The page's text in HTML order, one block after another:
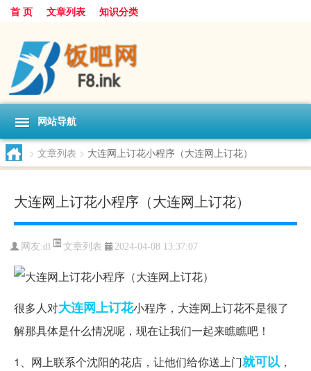
首 页 文章列表 知识分类
网站导航
> 文章列表 > 大连网上订花小程序（大连网上订花）
大连网上订花小程序（大连网上订花）
网友:dl 文章列表 2024-04-08 13:37:07
很多人对大连网上订花小程序，大连网上订花不是很了
解那具体是什么情况呢，现在让我们一起来瞧瞧吧！
1、网上联系个沈阳的花店，让他们给你送上门就可以 ，